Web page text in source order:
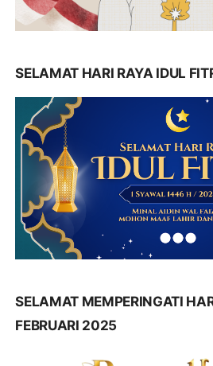
SELAMAT HARI RAYA IDUL
SELAMAT MEMPERINGATI
FEBRUARI 2025